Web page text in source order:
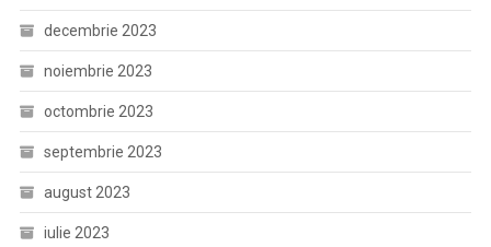
decembrie 2023
noiembrie 2023
octombrie 2023
septembrie 2023
august 2023
iulie 2023